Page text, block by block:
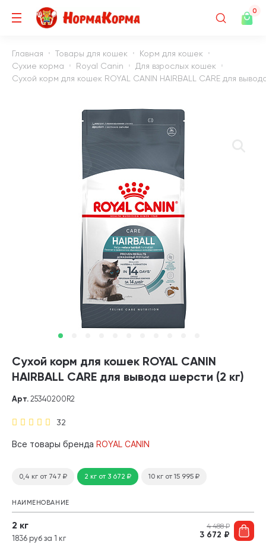
0
Главная Товары для кошек
Корм для кошек
Сухие корма
Royal Canin
Для взрослых кошек
Сухой корм для кошек ROYAL CANIN HAIRBALL CARE для
Сухой корм для кошек ROYAL CANIN
HAIRBALL CARE для вывода шерсти (2 кг)
32
Арт. 25340200R2
Все товары бренда ROYAL CANIN
0,4 кг от 747 ₽ 2 кг от 3 672₽ 10 кг от 15 995 ₽
НАИМЕНОВАНИЕ
2 кг
1836 руб за 1 кг
4 488₽
3 672 ₽